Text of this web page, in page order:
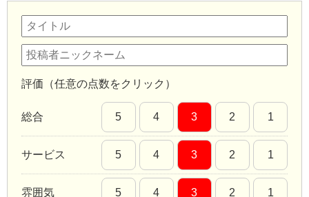
評価（任意の点数をクリック）
総合 5 4 3 2 1
サービス 5 4 3 2 1
雰囲気 5 4 3 2 1